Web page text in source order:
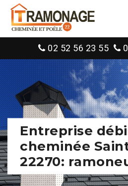
02 52 56 23 55
Entreprise
cheminée
22270: